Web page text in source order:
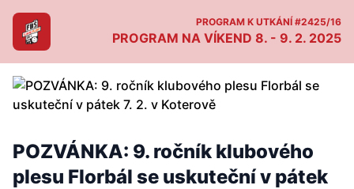
PROGRAM K UTKÁNÍ #2425/16
PROGRAM NA VÍKEND 8. - 9. 2. 2025
POZVÁNKA: 9. ročník klubového
plesu Florbál se uskuteční v pátek